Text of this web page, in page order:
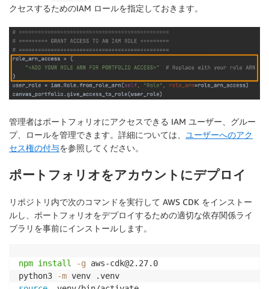
クセスするためのIAM ロールを指定しておきます。
管理者はポートフォリオにアクセスできる IAM ユーザー、グルー
プ、ロールを管理できます。詳細については、 ユーザーへのアク
セス権の付与を参照してください。
ポートフォリオをアカウントにデプロイ
リポジトリ内で次のコマンドを実行して AWS CDK をインストー
ルし、ポートフォリオをデプロイするための適切な依存関係ライ
ブラリを事前にインストールします。
npm install -g aws-cdk@2.27.0
python3
-m